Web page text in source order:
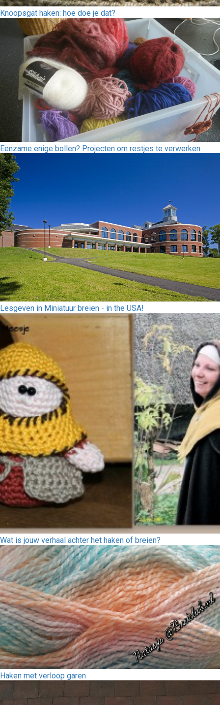
Knoopsgat haken: hoe doe je dat?
Eenzame enige bollen? Projecten om restjes te verwerken
Lesgeven in Miniatuur breien - in the USA!
Wat is jouw verhaal achter het haken of breien?
Haken met verloop garen